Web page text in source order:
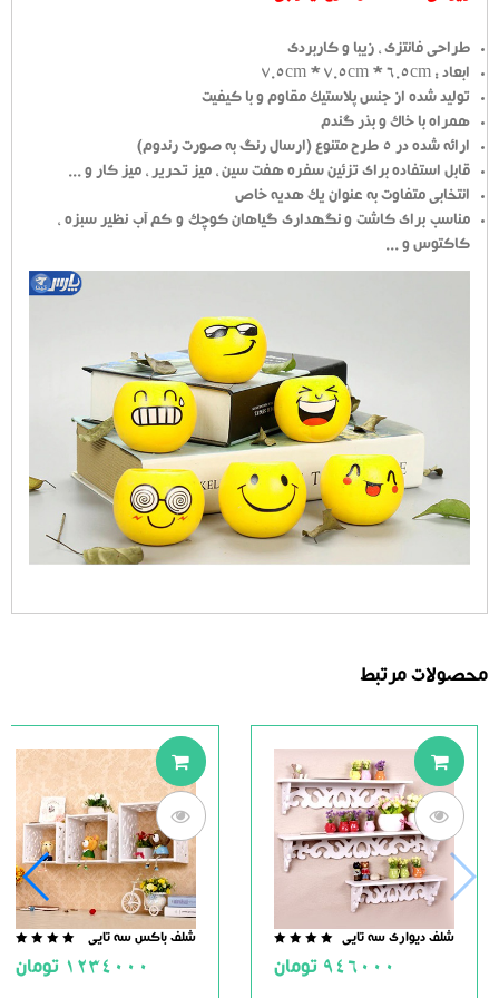
طراحی فانتزی ، زیبا و کاربردی
ابعاد : 7.5cm * 7.5cm * 6.5cm
تولید شده از جنس پلاستیک مقاوم و با کیفیت
همراه با خاک و بذر گندم
ارائه شده در 5 طرح متنوع (ارسال رنگ به صورت رندوم)
قابل استفاده برای تزئین سفره هفت سین ، میز تحریر ، میز کار و ...
انتخابی متفاوت به عنوان یک هدیه خاص
مناسب برای کاشت و نگهداری گیاهان کوچک و کم آب نظیر سبزه ،
کاکتوس و ...
محصولات مرتبط
out
شلف دیواری سه تایی
946000 تومان
شلف باکس سه تایی
1234000 تومان